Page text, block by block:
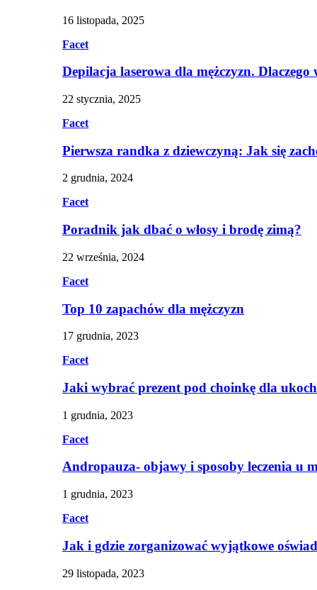
16 listopada, 2025
Facet
Depilacja laserowa dla mężczyzn. Dlaczego
22 stycznia, 2025
Facet
Pierwsza randka z dziewczyną: Jak się
2 grudnia, 2024
Facet
Poradnik jak dbać o włosy i brodę zimą?
22 września, 2024
Facet
Top 10 zapachów dla mężczyzn
17 grudnia, 2023
Facet
Jaki wybrać prezent pod choinkę dla
1 grudnia, 2023
Facet
Andropauza- objawy i sposoby leczenia u
1 grudnia, 2023
Facet
Jak i gdzie zorganizować wyjątkowe
29 listopada, 2023